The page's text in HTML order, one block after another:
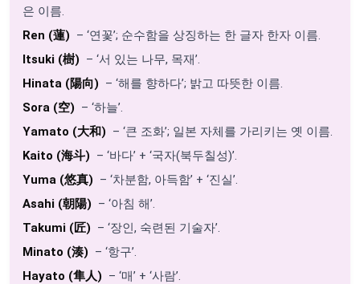
은 이름.
Ren (蓮) – ‘연꽃’; 순수함을 상징하는 한 글자 한자 이름.
Itsuki (樹) – ‘서 있는 나무, 목재’.
Hinata (陽向) – ‘해를 향하다’; 밝고 따뜻한 이름.
Sora (空) – ‘하늘’.
Yamato (大和) – ‘큰 조화’; 일본 자체를 가리키는 옛 이름.
Kaito (海斗) – ‘바다’ + ‘국자(북두칠성)’.
Yuma (悠真) – ‘차분함, 아득함’ + ‘진실’.
Asahi (朝陽) – ‘아침 해’.
Takumi (匠) – ‘장인, 숙련된 기술자’.
Minato (湊) – ‘항구’.
Hayato (隼人) – ‘매’ + ‘사람’.